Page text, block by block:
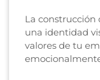
La construcción
una identidad
valores de tu